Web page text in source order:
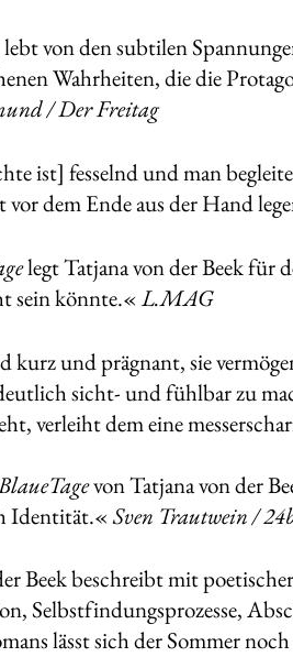
von den subtilen
Wahrheiten, die die
/ Der Freitag
ist] fesselnd und man
vor dem Ende aus der Hand
legt Tatjana von der Beek für
sein könnte.«L.MAG
kurz und prägnant, sie
sicht- und fühlbar zu
verleiht dem eine
Tagevon Tatjana von der
Identität.«Sven Trautwein /
Beek beschreibt mit
Selbstfindungsprozesse,
lässt sich der Sommer